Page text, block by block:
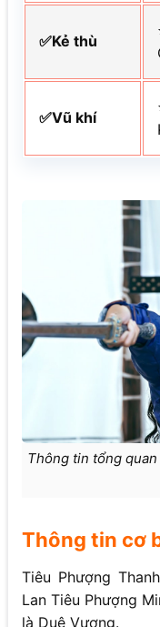
✅Kẻ thù
✅Vũ khí
Thông tin tổng
Thông tin cơ
Tiêu Phượng
Lan Tiêu Phượng
là Duệ Vương.